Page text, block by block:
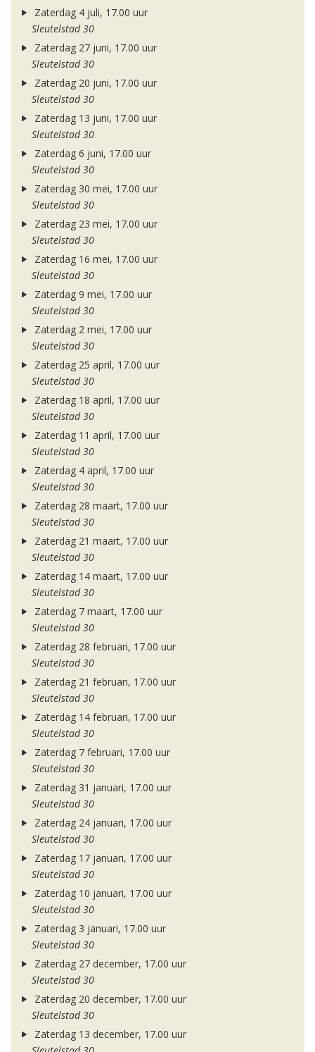
Zaterdag 4 juli, 17.00 uur
Sleutelstad 30
Zaterdag 27 juni, 17.00 uur
Sleutelstad 30
Zaterdag 20 juni, 17.00 uur
Sleutelstad 30
Zaterdag 13 juni, 17.00 uur
Sleutelstad 30
Zaterdag 6 juni, 17.00 uur
Sleutelstad 30
Zaterdag 30 mei, 17.00 uur
Sleutelstad 30
Zaterdag 23 mei, 17.00 uur
Sleutelstad 30
Zaterdag 16 mei, 17.00 uur
Sleutelstad 30
Zaterdag 9 mei, 17.00 uur
Sleutelstad 30
Zaterdag 2 mei, 17.00 uur
Sleutelstad 30
Zaterdag 25 april, 17.00 uur
Sleutelstad 30
Zaterdag 18 april, 17.00 uur
Sleutelstad 30
Zaterdag 11 april, 17.00 uur
Sleutelstad 30
Zaterdag 4 april, 17.00 uur
Sleutelstad 30
Zaterdag 28 maart, 17.00 uur
Sleutelstad 30
Zaterdag 21 maart, 17.00 uur
Sleutelstad 30
Zaterdag 14 maart, 17.00 uur
Sleutelstad 30
Zaterdag 7 maart, 17.00 uur
Sleutelstad 30
Zaterdag 28 februari, 17.00 uur
Sleutelstad 30
Zaterdag 21 februari, 17.00 uur
Sleutelstad 30
Zaterdag 14 februari, 17.00 uur
Sleutelstad 30
Zaterdag 7 februari, 17.00 uur
Sleutelstad 30
Zaterdag 31 januari, 17.00 uur
Sleutelstad 30
Zaterdag 24 januari, 17.00 uur
Sleutelstad 30
Zaterdag 17 januari, 17.00 uur
Sleutelstad 30
Zaterdag 10 januari, 17.00 uur
Sleutelstad 30
Zaterdag 3 januari, 17.00 uur
Sleutelstad 30
Zaterdag 27 december, 17.00 uur
Sleutelstad 30
Zaterdag 20 december, 17.00 uur
Sleutelstad 30
Zaterdag 13 december, 17.00 uur